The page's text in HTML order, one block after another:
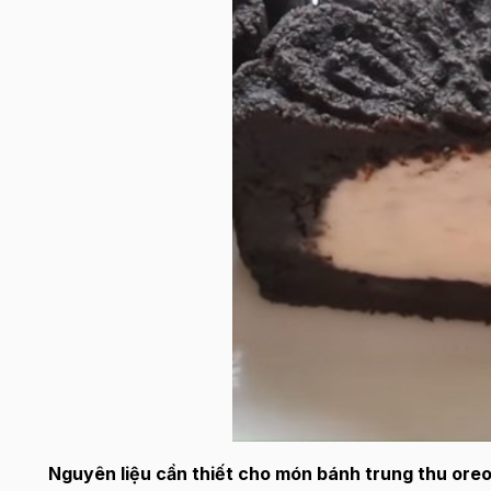
Nguyên liệu cần thiết cho món bánh trung thu oreo